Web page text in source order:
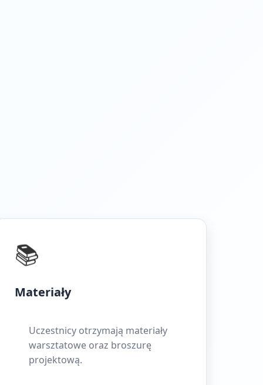
📚
Materiały
Uczestnicy otrzymają materiały
warsztatowe oraz broszurę
projektową.